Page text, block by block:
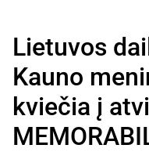
Lietuvos
Kauno
kviečia į